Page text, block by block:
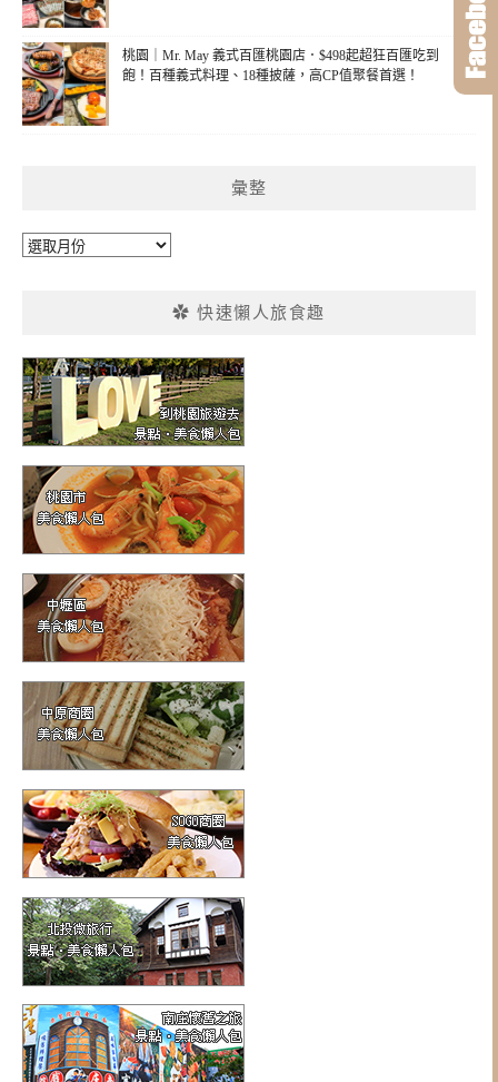
桃園｜Mr. May 義式百匯桃園店．$498起超狂百匯吃到
飽！百種義式料理、18種披薩，高CP值聚餐首選！
彙整
彙
✿ 快速懶人旅食趣